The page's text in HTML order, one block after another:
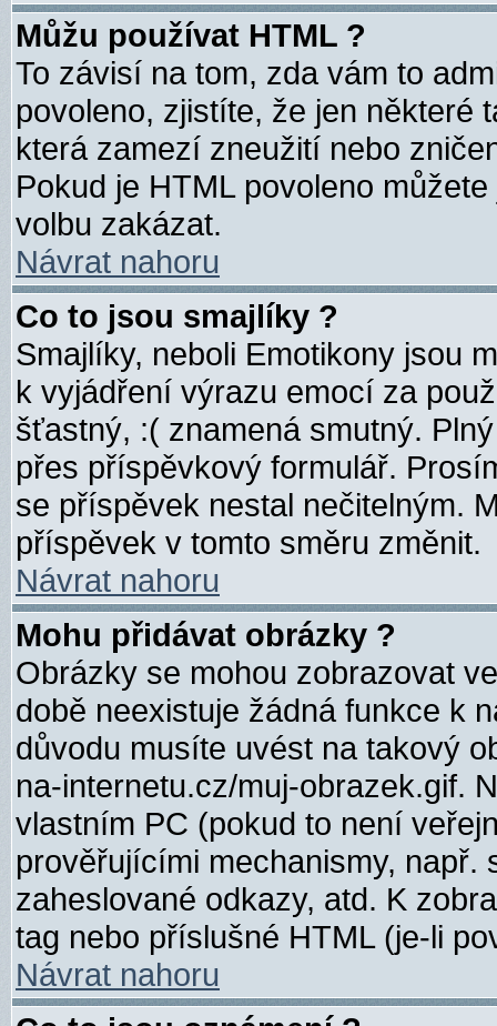
Můžu používat HTML ?
To závisí na tom, zda vám to
povoleno, zjistíte, že jen některé
která zamezí zneužití nebo
Pokud je HTML povoleno
volbu zakázat.
Návrat nahoru
Co to jsou smajlíky ?
Smajlíky, neboli Emotikony jsou
k vyjádření výrazu emocí za
šťastný, :( znamená smutný.
přes příspěvkový formulář.
se příspěvek nestal nečitelným.
příspěvek v tomto směru změnit.
Návrat nahoru
Mohu přidávat obrázky ?
Obrázky se mohou zobrazovat
době neexistuje žádná funkce k
důvodu musíte uvést na takový
na-internetu.cz/muj-obrazek.gif.
vlastním PC (pokud to není
prověřujícími mechanismy, např.
zaheslované odkazy, atd. K
tag nebo příslušné HTML (je-li
Návrat nahoru